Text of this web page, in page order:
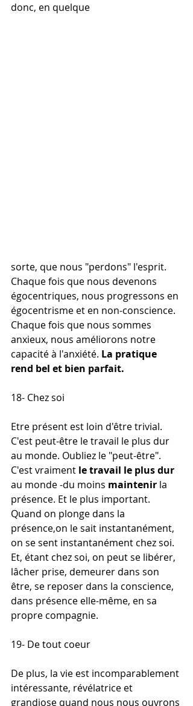
donc, en quelque
sorte, que nous "perdons" l'esprit.
Chaque fois que nous devenons
égocentriques, nous progressons en
égocentrisme et en non-conscience.
Chaque fois que nous sommes
anxieux, nous améliorons notre
capacité à l'anxiété. La pratique
rend bel et bien parfait.
18- Chez soi
Etre présent est loin d'être trivial.
C'est peut-être le travail le plus dur
au monde. Oubliez le "peut-être".
C'est vraiment le travail le plus dur
au monde -du moins maintenir la
présence. Et le plus important.
Quand on plonge dans la
présence,on le sait instantanément,
on se sent instantanément chez soi.
Et, étant chez soi, on peut se libérer,
lâcher prise, demeurer dans son
être, se reposer dans la conscience,
dans présence elle-même, en sa
propre compagnie.
19- De tout coeur
De plus, la vie est incomparablement
intéressante, révélatrice et
grandiose quand nous nous ouvrons